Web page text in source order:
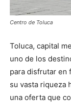
Centro de Toluca
Toluca, capital
uno de los
para disfrutar en
su vasta riqueza
una oferta que